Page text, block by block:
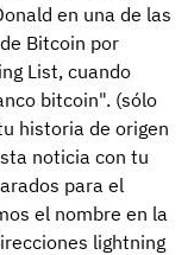
en una de las
Bitcoin por
List, cuando
bitcoin". (sólo
historia de origen
noticia con tu
para el
el nombre en la
lightning